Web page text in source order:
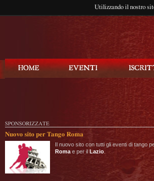
Utilizzando il nostro
SPONSORIZZATE
Nuovo sito per Tango Roma
Il nuovo sito con tutti gli eventi di tango
Roma e per il Lazio